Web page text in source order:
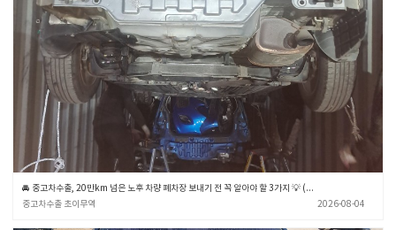
🚘 중고차수출, 20만km 넘은 노후 차량 폐차장 보내기 전 꼭 알아야 할 3가지 💡 (중고차수출 초이무역)
중고차수출 초이무역
2026-08-04